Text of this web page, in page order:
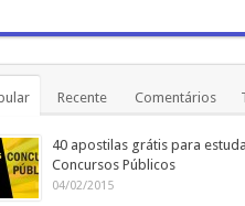
Recente Comentários
40 apostilas grátis para
Concursos Públicos
04/02/2015